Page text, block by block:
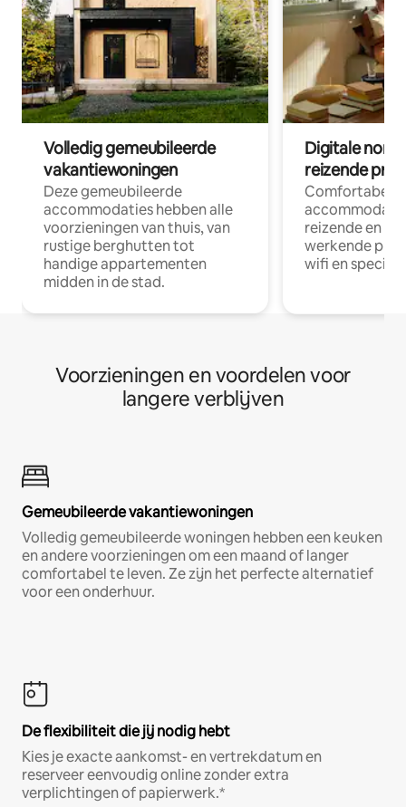
Volledig gemeubileerde
vakantiewoningen
Deze gemeubileerde
accommodaties hebben alle
voorzieningen van thuis, van
rustige berghutten tot
handige appartementen
midden in de stad.
Digitale
reizende
Comfortabele
reizende en
werkende
wifi en
Voorzieningen en voordelen voor
langere verblijven
Gemeubileerde vakantiewoningen
Volledig gemeubileerde woningen hebben een keuken
en andere voorzieningen om een maand of langer
comfortabel te leven. Ze zijn het perfecte alternatief
voor een onderhuur.
De flexibiliteit die jij nodig hebt
Kies je exacte aankomst- en vertrekdatum en
reserveer eenvoudig online zonder extra
verplichtingen of papierwerk.*